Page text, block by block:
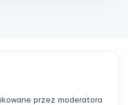
przez moderatora